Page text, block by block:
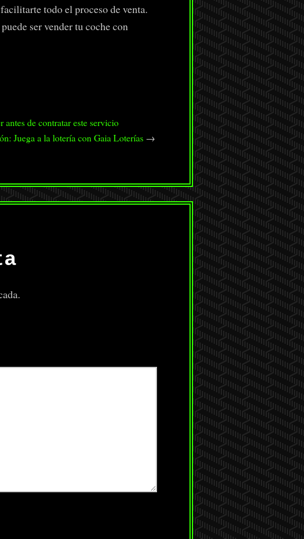
todo el proceso de venta.
ser vender tu coche con
antes de contratar este servicio
Juega a la lotería con Gaia Loterías →